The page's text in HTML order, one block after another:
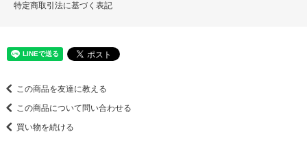
特定商取引法に基づく表記
この商品を友達に教える
この商品について問い合わせる
買い物を続ける